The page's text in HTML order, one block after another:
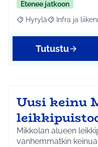
Etenee jatkoon
Rajaa tulokset aihepiirin
Hyrylä Rajaa tulokset
Infra ja
Tutustu
Uusi keinu
Mikkolan alueen
vanhemmatkin keinua.